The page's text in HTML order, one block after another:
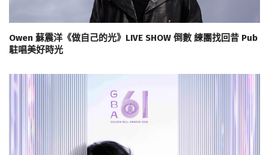
Owen 蘇震洋《做自己的光》LIVE SHOW 倒數 練團找回昔 Pub
駐唱美好時光